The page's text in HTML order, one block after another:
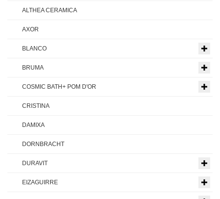
ALTHEA CERAMICA
AXOR
BLANCO
BRUMA
COSMIC BATH+ POM D'OR
CRISTINA
DAMIXA
DORNBRACHT
DURAVIT
EIZAGUIRRE